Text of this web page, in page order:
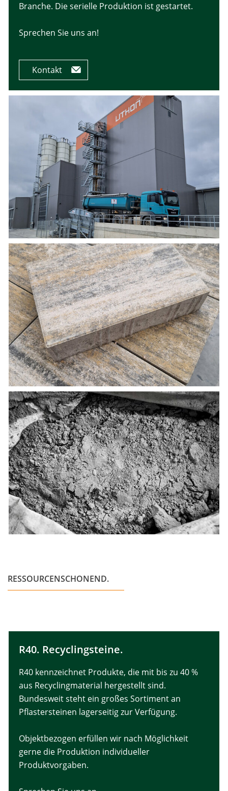
Branche. Die serielle Produktion ist gestartet.
Sprechen Sie uns an!
Kontakt
RESSOURCENSCHONEND.
R40. Recyclingsteine.
R40 kennzeichnet Produkte, die mit bis zu 40 %
aus Recyclingmaterial hergestellt sind.
Bundesweit steht ein großes Sortiment an
Pflastersteinen lagerseitig zur Verfügung.
Objektbezogen erfüllen wir nach Möglichkeit
gerne die Produktion individueller
Produktvorgaben.